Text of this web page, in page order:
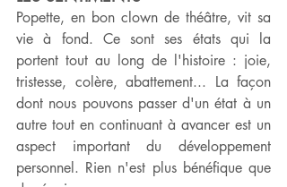
Popette, en bon clown de théâtre, vit sa
vie à fond. Ce sont ses états qui la
portent tout au long de l'histoire : joie,
tristesse, colère, abattement... La façon
dont nous pouvons passer d'un état à un
autre tout en continuant à avancer est un
aspect important du développement
personnel. Rien n'est plus bénéfique que